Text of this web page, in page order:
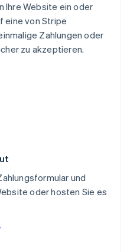
Ihre Website ein oder
eine von Stripe
Zahlungen oder
zu akzeptieren.
und
oder hosten Sie es